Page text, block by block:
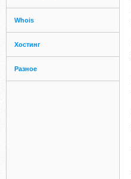
Whois
Хостинг
Разное